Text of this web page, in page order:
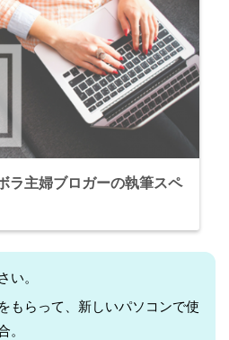
ラ主婦ブロガーの執筆スペ
い。
もらって、新しいパソコンで使
。